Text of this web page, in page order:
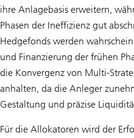
ihre Anlagebasis erweitern,
Phasen der Ineffizienz gut
Hedgefonds werden
und Finanzierung der frühen
die Konvergenz von Multi-
anhalten, da die Anleger
Gestaltung und präzise
Für die Allokatoren wird der